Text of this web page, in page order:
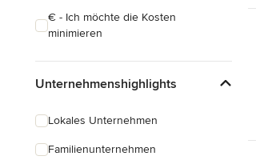
€ - Ich möchte die Kosten
minimieren
Unternehmenshighlights
Lokales Unternehmen
Familienunternehmen